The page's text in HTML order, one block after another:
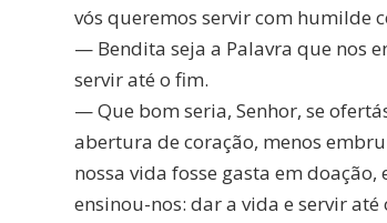
vós queremos servir com humilde
— Bendita seja a Palavra que nos
servir até o fim.
— Que bom seria, Senhor, se
abertura de coração, menos
nossa vida fosse gasta em
ensinou-nos: dar a vida e servir até